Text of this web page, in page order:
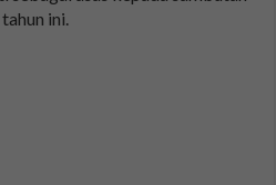
ini.